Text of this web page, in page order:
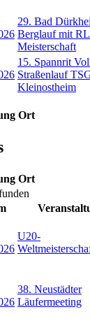
29. Bad
Berglauf mit
Meisterschaft
15. Spannrit
Straßenlauf
Kleinostheim
Ort
Ort
U20-
38. Neustädter
Läufermeeting